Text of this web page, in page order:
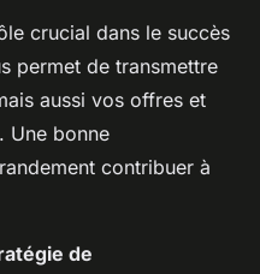
crucial dans le succès
permet de transmettre
aussi vos offres et
Une bonne
contribuer à
de